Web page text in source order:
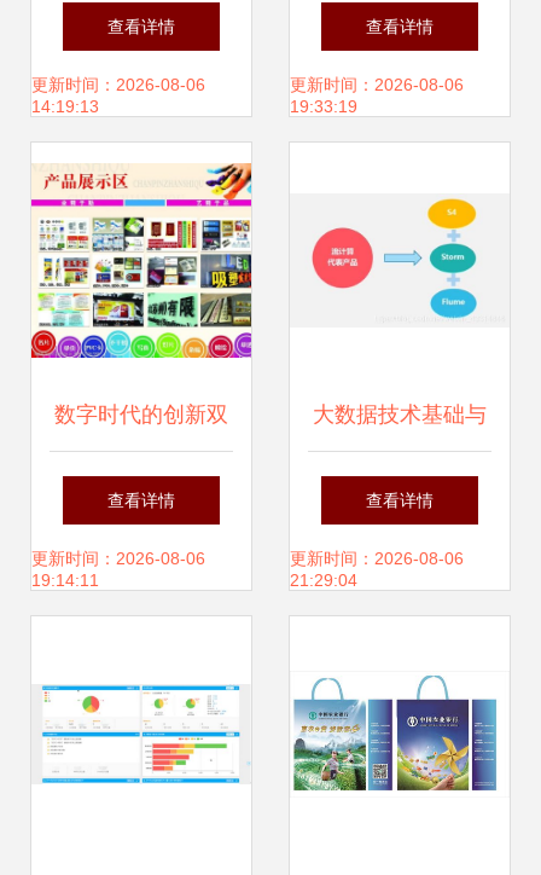
而生 —— 高效定
制软件开发方案
查看详情
更新时间：2026-08-06
14:19:13
的视觉叙事 从图片
构思到品牌共鸣
查看详情
更新时间：2026-08-06
19:33:19
数字时代的创新双
引擎 广告公司图片
素材展示与软件开
查看详情
更新时间：2026-08-06
19:14:11
大数据技术基础与
应用
查看详情
更新时间：2026-08-06
21:29:04